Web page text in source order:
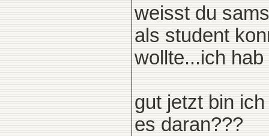
weisst du
als student
wollte...ich
gut jetzt bin
es daran???